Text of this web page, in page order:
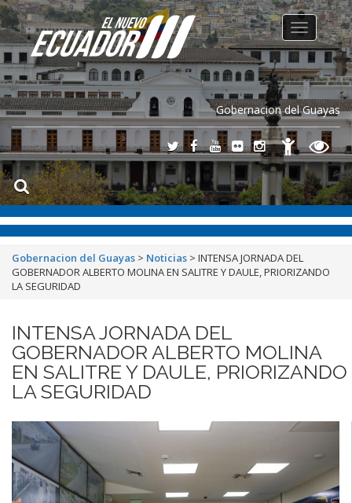
Gobernacion del Guayas
Toggle
navigation
Gobernacion del Guayas > Noticias > INTENSA JORNADA DEL
GOBERNADOR ALBERTO MOLINA EN SALITRE Y DAULE, PRIORIZANDO
LA SEGURIDAD
INTENSA JORNADA DEL
GOBERNADOR ALBERTO MOLINA
EN SALITRE Y DAULE, PRIORIZANDO
LA SEGURIDAD